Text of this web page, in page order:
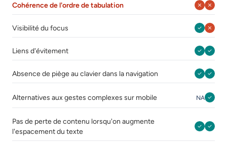
Cohérence de l'ordre de tabulation AoûtAoût
Visibilité du focus AoûtAoût
Liens d'évitement AoûtAoût
Absence de piège au clavier dans la navigation AoûtAoût
Alternatives aux gestes complexes sur mobile Août
NAAoût
Pas de perte de contenu lorsqu'on augmente
l'espacement du texte
AoûtAoût